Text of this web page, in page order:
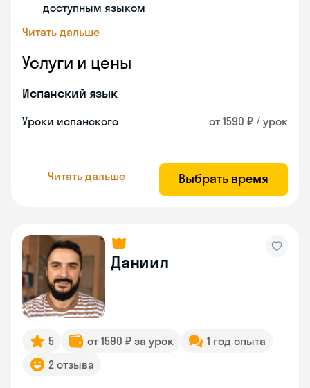
доступным языком
Читать дальше
Услуги и цены
Испанский язык
Уроки испанского от 1590 ₽ / урок
Читать дальше Выбрать время
Даниил
5 от 1590 ₽ за урок
1 год опыта
2 отзыва